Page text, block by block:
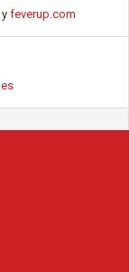
y feverup.com